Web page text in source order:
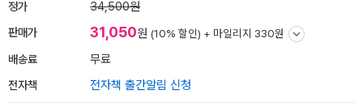
정가 34,500원
판매가 31,050원 (10% 할인) + 마일리지 330원
배송료 무료
전자책 전자책 출간알림 신청